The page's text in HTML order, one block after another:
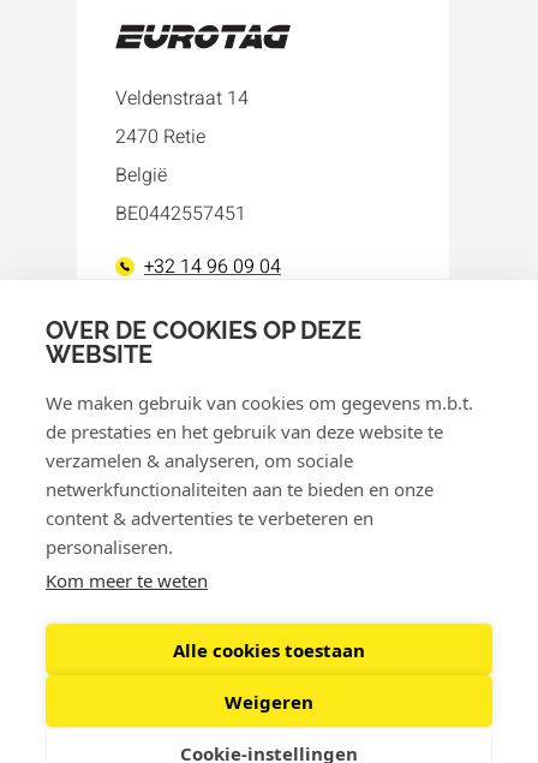
OVER DE COOKIES OP DEZE
WEBSITE
We maken gebruik van cookies om gegevens m.b.t.
de prestaties en het gebruik van deze website te
verzamelen & analyseren, om sociale
netwerkfunctionaliteiten aan te bieden en onze
content & advertenties te verbeteren en
personaliseren.
Kom meer te weten
Alle cookies toestaan
Weigeren
Cookie-instellingen
Veldenstraat 14
2470 Retie
België
BE0442557451
+32 14 96 09 04
Facebook
Cookiebeleid
Algemene voorwaarden